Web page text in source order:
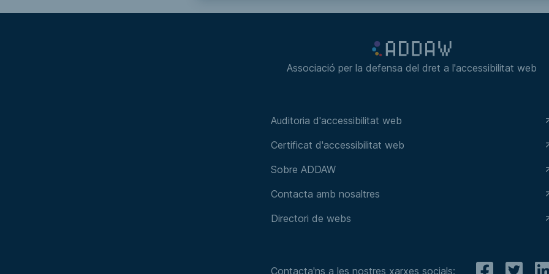
Associació per la defensa del dret a l'accessibilitat web
Auditoria d'accessibilitat web
Certificat d'accessibilitat web
Sobre ADDAW
Contacta amb nosaltres
Directori de webs
Contacta'ns a les nostres xarxes socials: